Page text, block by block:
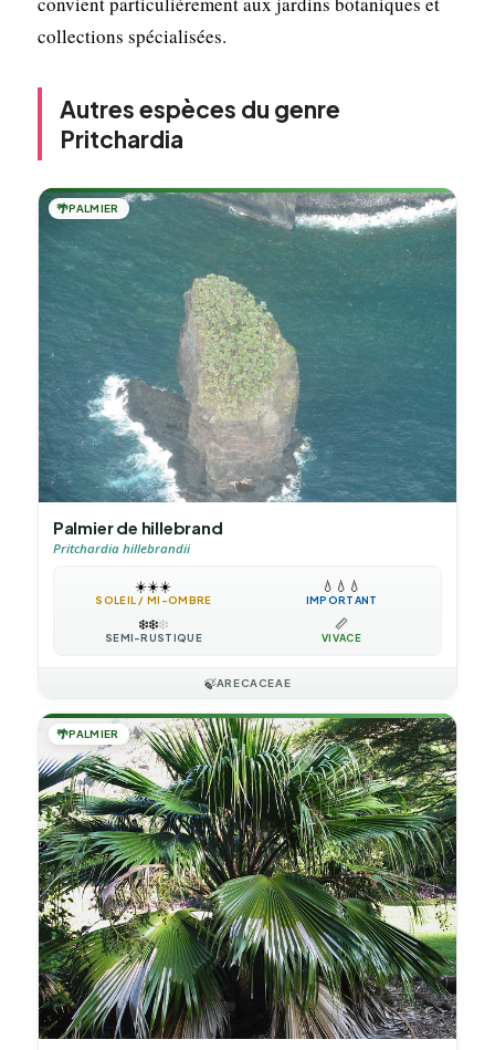
collections spécialisées.
Autres espèces du genre
Pritchardia
🌴PALMIER
Palmier de hillebrand
Pritchardia hillebrandii
☀️☀️☀️
SOLEIL / MI-OMBRE
💧 💧 💧
IMPORTANT
❄️❄️❄️
SEMI-RUSTIQUE
📏
VIVACE
🍃ARECACEAE
🌴PALMIER